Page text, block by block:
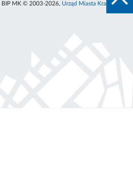
BIP MK © 2003-2026, Urząd Miasta Krakowa